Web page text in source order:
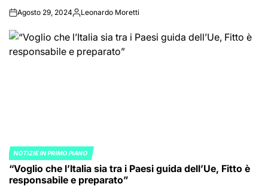
onAgosto 29, 2024Posted
Leonardo Moretti
POSTED
IN
NOTIZIE IN PRIMO PIANO
“Voglio che l’Italia sia tra i Paesi guida dell’Ue, Fitto è
responsabile e preparato”